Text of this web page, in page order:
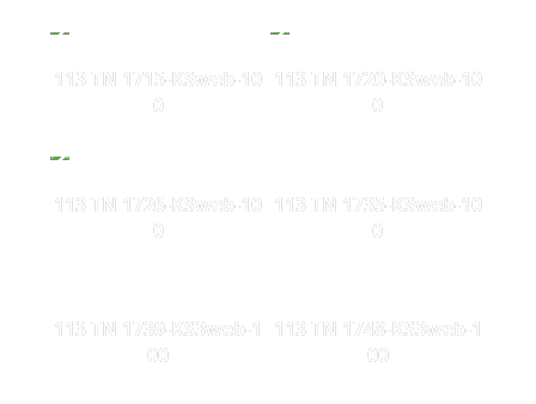
113 TN 1715-KSweb-10
0
113 TN 1720-KSweb-10
0
113 TN 1726-KSweb-10
0
113 TN 1735-KSweb-10
0
113 TN 1739-KS3web-1
00
113 TN 1748-KS3web-1
00